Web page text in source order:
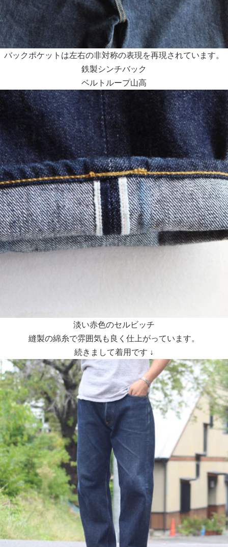
バックポケットは左右の非対称の表現を再現されています。
鉄製シンチバック
ベルトループ山高
淡い赤色のセルビッチ
縫製の綿糸で雰囲気も良く仕上がっています。
続きまして着用です ↓